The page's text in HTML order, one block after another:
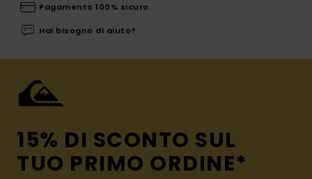
Pagamento 100% sicuro
Hai bisogno di aiuto?
15% DI SCONTO SUL
TUO PRIMO ORDINE*